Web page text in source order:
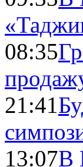
08:35
21:41
13:07В